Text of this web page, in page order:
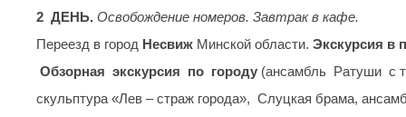
2 ДЕНЬ. Освобождение номеров. Завтрак в кафе.
Переезд в город Несвиж Минской области. Экскурсия в
Обзорная экскурсия по городу (ансамбль Ратуши с
скульптура «Лев – страж города», Слуцкая брама,